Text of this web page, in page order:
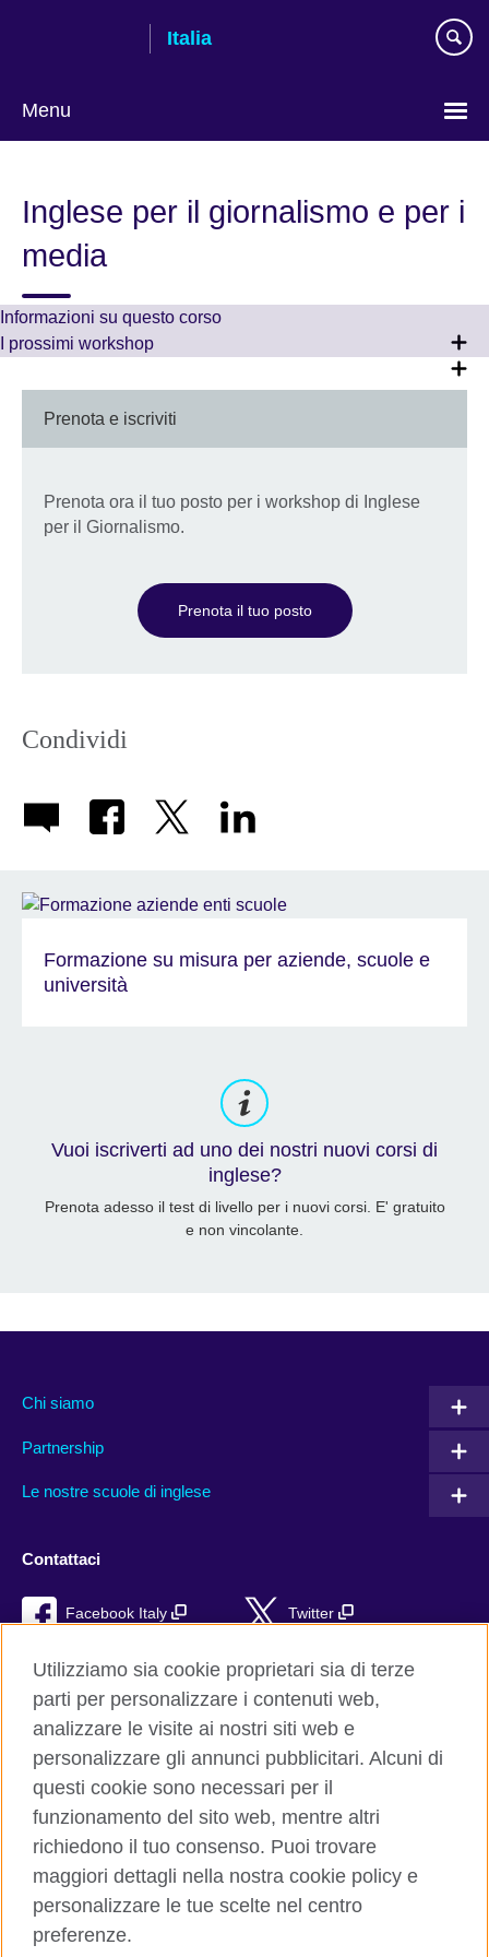
Italia
Menu
Inglese per il giornalismo e per i
media
Informazioni su questo corso
I prossimi workshop
Prenota e iscriviti
Prenota ora il tuo posto per i workshop di Inglese
per il Giornalismo.
Prenota il tuo posto
Condividi
Formazione su misura per aziende, scuole e
università
Vuoi iscriverti ad uno dei nostri nuovi corsi di
inglese?
Prenota adesso il test di livello per i nuovi corsi. E' gratuito
e non vincolante.
Chi siamo
Partnership
Le nostre scuole di inglese
Contattaci
Facebook Italy Twitter
YouTube TikTok
RSS
British Council global
Privacy e condizioni d'uso
Cookie
Sitemap
Aiuto
Utilizziamo sia cookie proprietari sia di terze
parti per personalizzare i contenuti web,
analizzare le visite ai nostri siti web e
personalizzare gli annunci pubblicitari. Alcuni di
questi cookie sono necessari per il
funzionamento del sito web, mentre altri
richiedono il tuo consenso. Puoi trovare
maggiori dettagli nella nostra cookie policy e
personalizzare le tue scelte nel centro
preferenze.